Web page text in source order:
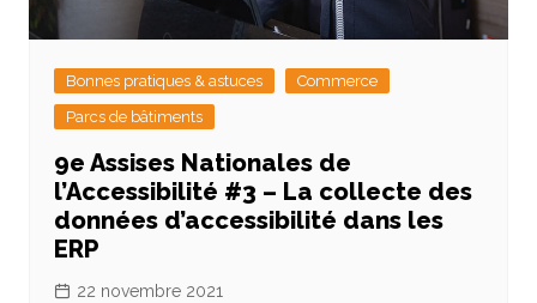
Bonnes pratiques & astuces
Commerce
Parcs de bâtiments
9e Assises Nationales de
l’Accessibilité #3 – La collecte des
données d’accessibilité dans les
ERP
22 novembre 2021